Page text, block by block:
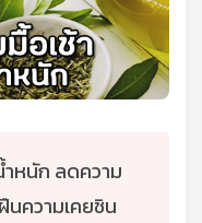
หนัก ลดความ
นความเคยชิน